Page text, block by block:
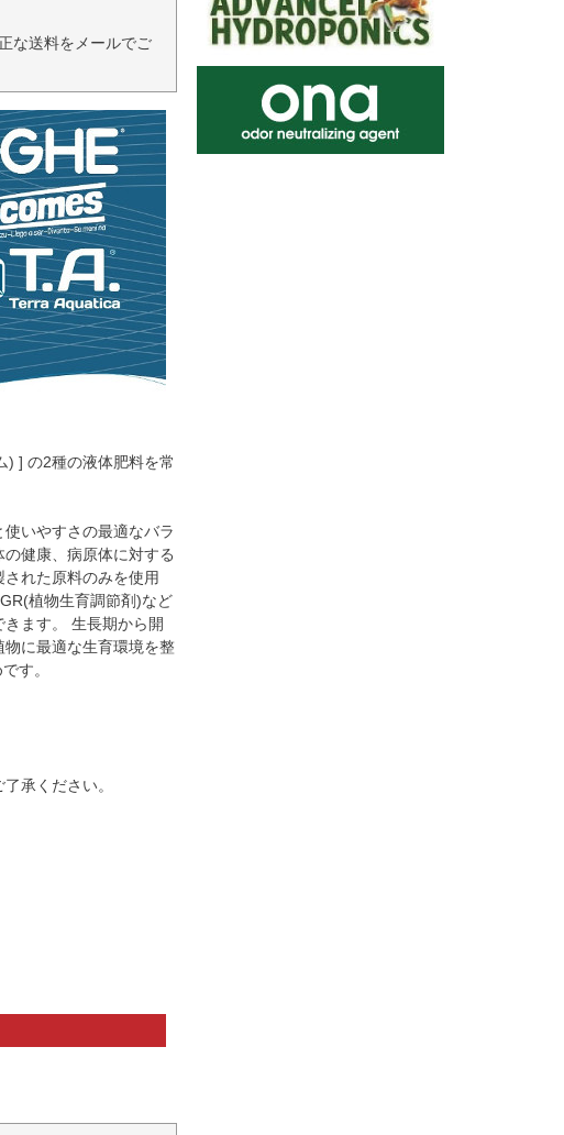
な送料をメールでご
) ] の2種の液体肥料を常
いやすさの最適なバラ
健康、病原体に対する
れた原料のみを使用
植物生育調節剤)など
ます。 生長期から開
に最適な生育環境を整
す。
承ください。